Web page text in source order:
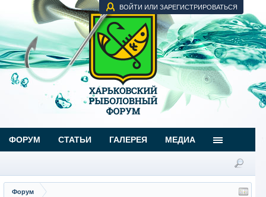
ВОЙТИ ИЛИ ЗАРЕГИСТРИРОВАТЬСЯ
Форум
ФОРУМ СТАТЬИ ГАЛЕРЕЯ МЕДИА